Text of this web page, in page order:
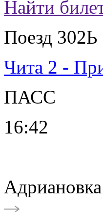
Найти
Поезд 302Ь
Чита 2 -
ПАСС
16:42
Адриановка